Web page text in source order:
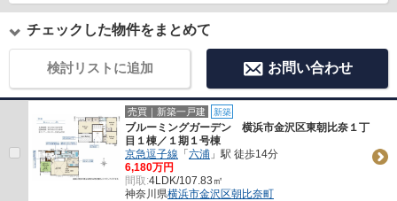
チェックした物件をまとめて
検討リストに追加 お問い合わせ
売買｜新築一戸建 新築
ブルーミングガーデン 横浜市金沢区東朝比奈１丁
目１棟／１期１号棟
京急逗子線 「六浦 」駅 徒歩14分
6,180万円
間取:4LDK/107.83㎡
神奈川県横浜市金沢区朝比奈町